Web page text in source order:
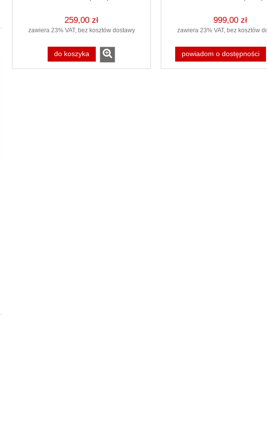
259,00 zł
zawiera 23% VAT, bez kosztów dostawy
do koszyka
999,00 zł
zawiera 23% VAT, bez kosztów
powiadom o dostępności